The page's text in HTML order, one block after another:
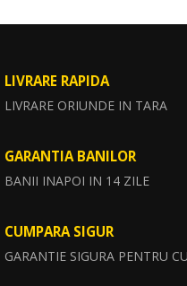
LIVRARE RAPIDA
LIVRARE ORIUNDE IN TARA
GARANTIA BANILOR
BANII INAPOI IN 14 ZILE
CUMPARA SIGUR
GARANTIE SIGURA PENTRU